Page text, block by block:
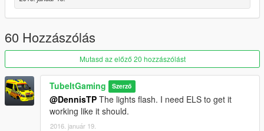
60 Hozzászólás
Mutasd az előző 20 hozzászólást
TubeItGaming Szerző
@DennisTP The lights flash. I need ELS to get it
working like it should.
2016. január 19.